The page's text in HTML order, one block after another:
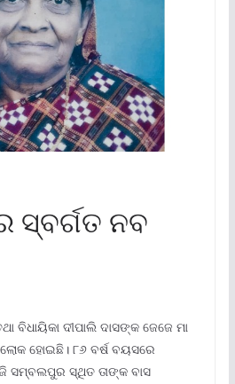
ସ୍ବର୍ଗତ ନବ
ବିଧାୟିକା ଦୀପାଲି ଦାସଙ୍କ ଜେଜେ ମା
ହୋଇଛି। ୮୬ ବର୍ଷ ବୟସରେ
ସମ୍ବଲପୁର ସ୍ଥିତ ତାଙ୍କ ବାସ